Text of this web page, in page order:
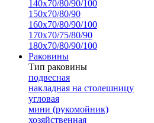
140х70/80/90/100
150х70/80/90
160х70/80/90/100
170х70/75/80/90
180х70/80/90/100
Раковины
Тип раковины
подвесная
накладная на столешницу
угловая
мини (рукомойник)
хозяйственная